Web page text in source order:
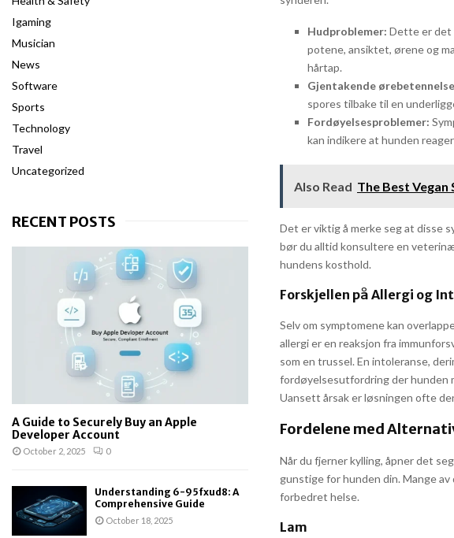
Hudproblemer: Dette er det
potene, ansiktet, ørene og
hårtap.
Gjentakende
spores tilbake til en
Fordøyelsesproblemer:
kan indikere at hunden
Also Read The Best
Det er viktig å merke seg at disse
bør du alltid konsultere en
hundens kosthold.
Forskjellen på Allergi og
Selv om symptomene kan
allergi er en reaksjon fra
som en trussel. En intoleranse,
fordøyelsesutfordring der hunden
Uansett årsak er løsningen ofte
Fordelene med
Når du fjerner kylling, åpner det
gunstige for hunden din. Mange
forbedret helse.
Lam
Igaming
Musician
News
Software
Sports
Technology
Travel
Uncategorized
RECENT POSTS
A Guide to Securely Buy an Apple
Developer Account
October 2, 2025 0
Understanding 6-95fxud8: A
Comprehensive Guide
October 18, 2025